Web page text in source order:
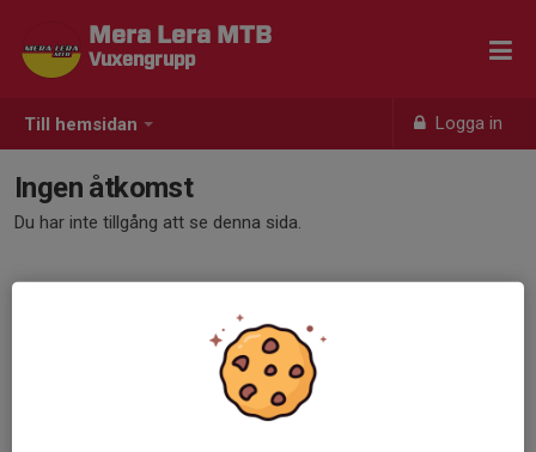
Till hemsidan Logga in
Mera Lera MTB
Vuxengrupp
Ingen åtkomst
Du har inte tillgång att se denna sida.